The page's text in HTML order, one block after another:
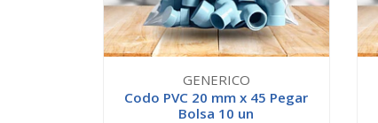
GENERICO
Codo PVC 20 mm x 45 Pegar
Bolsa 10 un